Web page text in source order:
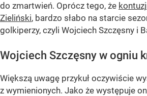
do zmartwień. Oprócz tego, że
Zieliński, bardzo słabo na starcie
golkiperzy, czyli Wojciech Szczęsny i
Wojciech Szczęsny w ogniu
Większą uwagę przykuł oczywiście
z wymienionych. Jako że występuje